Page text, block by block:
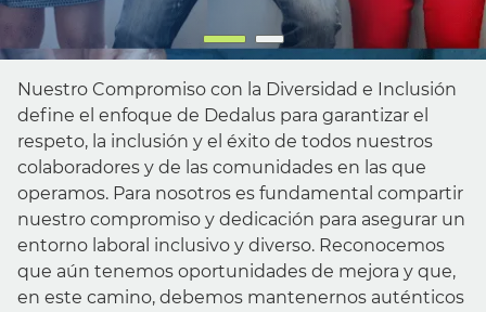
Nuestro Compromiso con la Diversidad e Inclusión
define el enfoque de Dedalus para garantizar el
respeto, la inclusión y el éxito de todos nuestros
colaboradores y de las comunidades en las que
operamos. Para nosotros es fundamental compartir
nuestro compromiso y dedicación para asegurar un
entorno laboral inclusivo y diverso. Reconocemos
que aún tenemos oportunidades de mejora y que,
en este camino, debemos mantenernos auténticos